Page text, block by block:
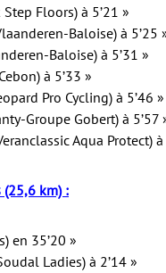
Floors) à 5’21 »
Baloise) à 5’25
Baloise) à 5’31 »
à 5’33 »
Pro Cycling) à 5’46 »
Groupe Gobert) à 5’57
Aqua Protect) à
(25,6 km) :
en 35’20 »
Ladies) à 2’14 »